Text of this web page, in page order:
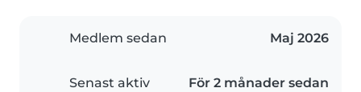
Medlem sedan Maj 2026
Senast aktiv För 2 månader sedan